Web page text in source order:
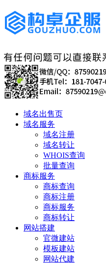
域名出售页
域名服务
域名注册
域名转让
WHOIS查询
批量查询
商标服务
商标查询
商标注册
商标服务
商标转让
网站搭建
官微建站
模板建站
网站代建